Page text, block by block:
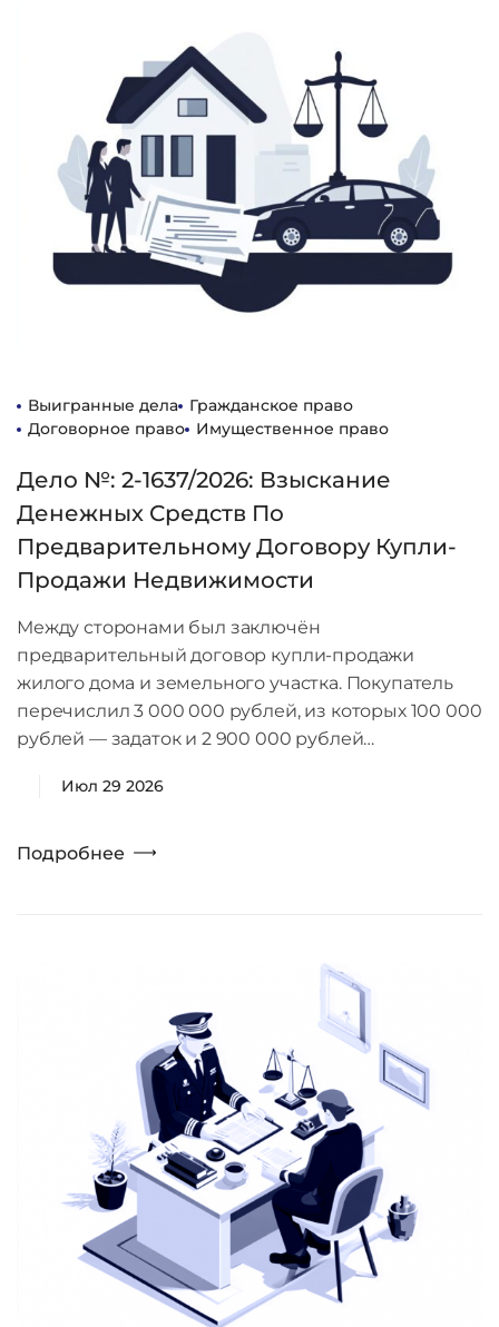
Выигранные дела
Гражданское право
Договорное право
Имущественное право
Дело №: 2-1637/2026: Взыскание
Денежных Средств По
Предварительному Договору Купли-
Продажи Недвижимости
Между сторонами был заключён
предварительный договор купли-продажи
жилого дома и земельного участка. Покупатель
перечислил 3 000 000 рублей, из которых 100 000
рублей — задаток и 2 900 000 рублей…
Июл 29 2026
Подробнее